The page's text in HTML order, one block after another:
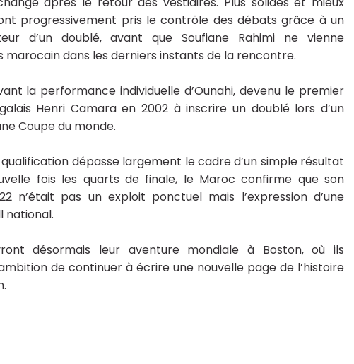
progressivement pris le contrôle des débats grâce à un
d’un doublé, avant que Soufiane Rahimi ne vienne
dans les derniers instants de la rencontre.
la performance individuelle d’Ounahi, devenu le premier
Henri Camara en 2002 à inscrire un doublé lors d’un
Coupe du monde.
dépasse largement le cadre d’un simple résultat
fois les quarts de finale, le Maroc confirme que son
n’était pas un exploit ponctuel mais l’expression d’une
national.
désormais leur aventure mondiale à Boston, où ils
de continuer à écrire une nouvelle page de l’histoire